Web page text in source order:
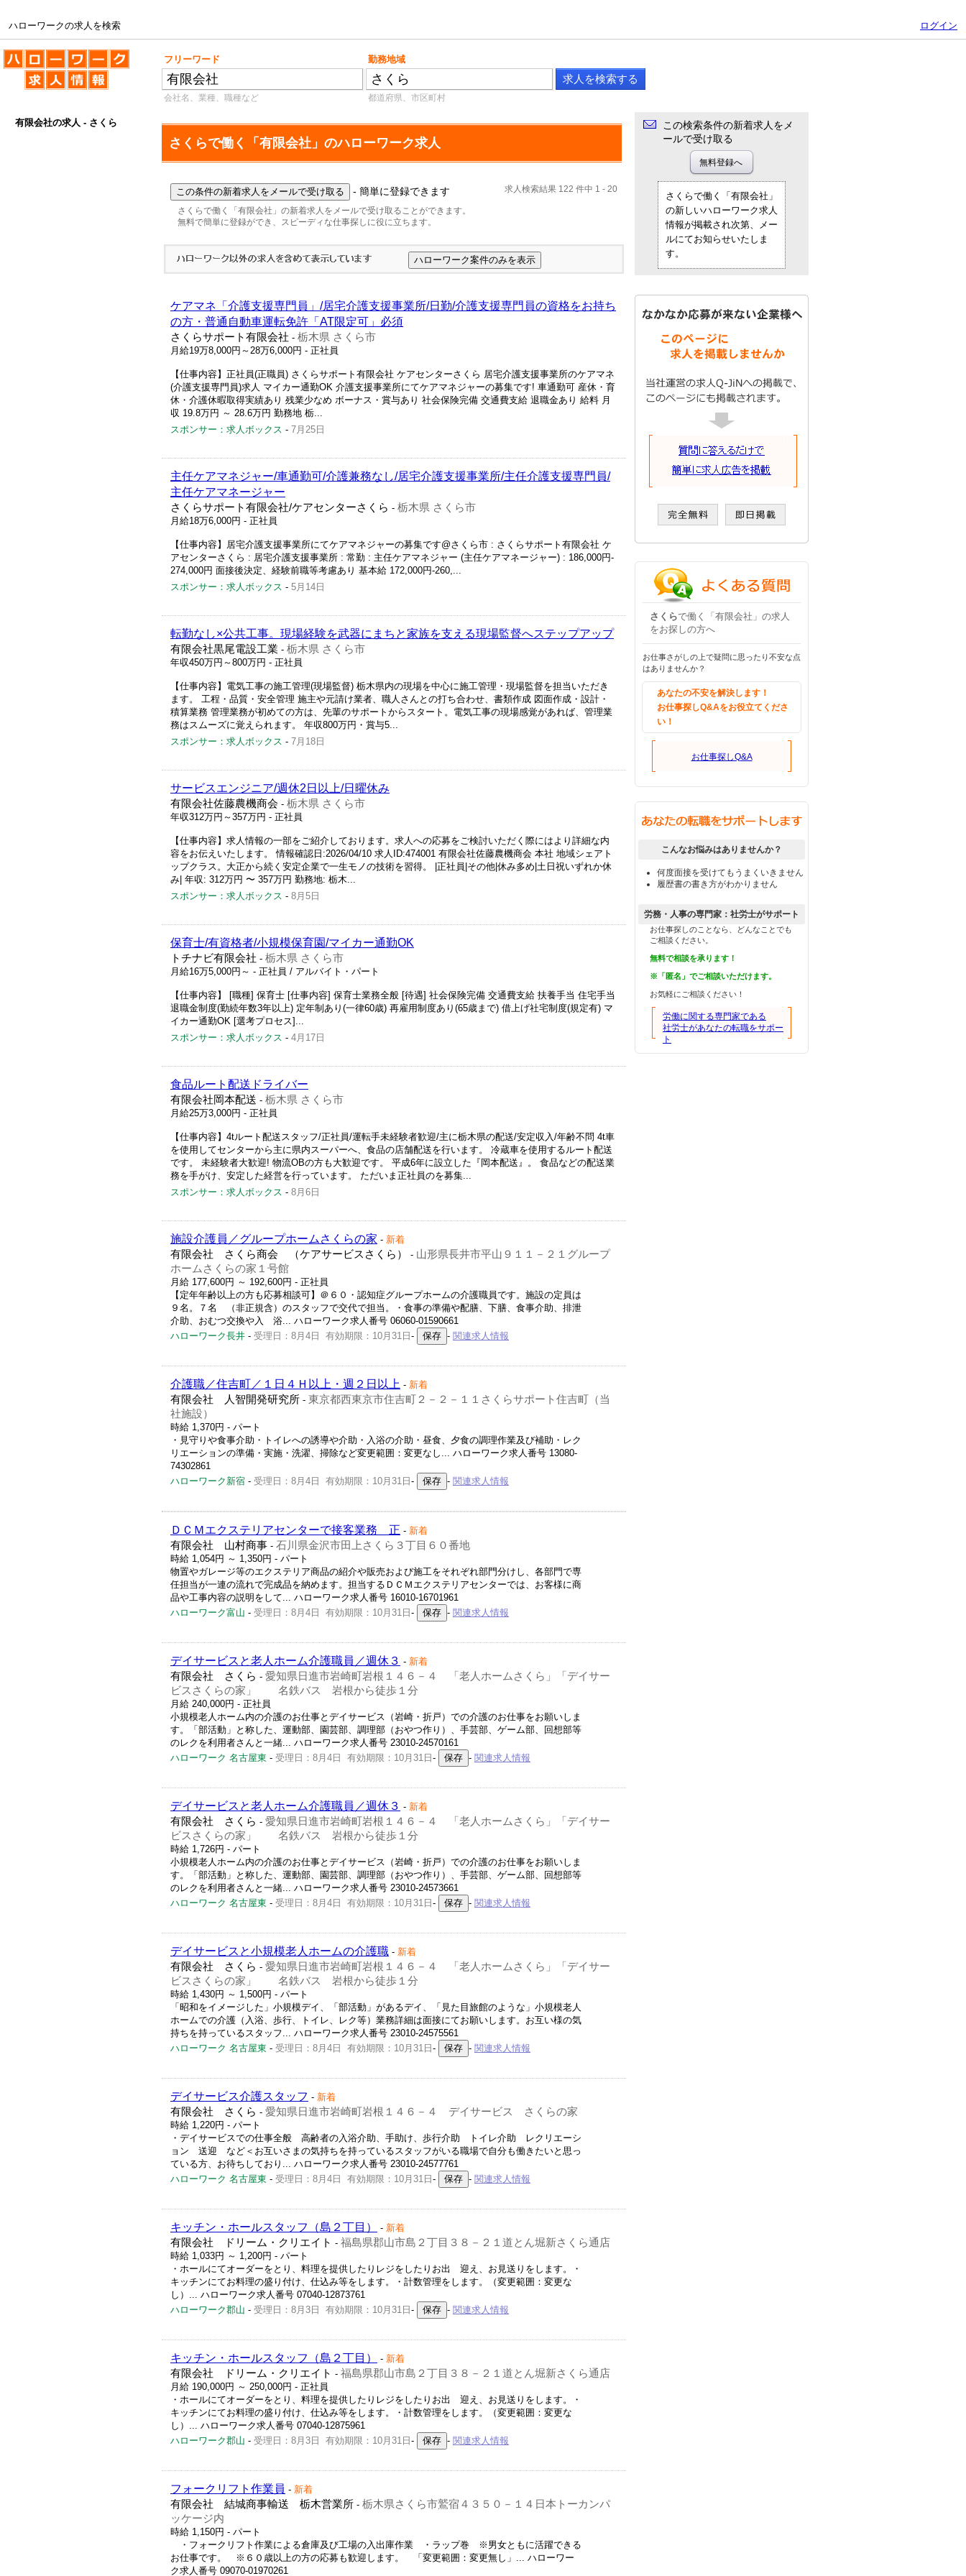
ハローワークの求人を検索 ログイン
ハローワークの求人を検索 フリーワード 勤務地域
会社名、業種、職種など 都道府県、市区町村
有限会社の求人 - さくら
さくらで働く「有限会社」のハローワーク求人
求人検索結果 122 件中 1 - 20
- 簡単に登録できます
さくらで働く「有限会社」の新着求人をメールで受け取ることができます。
無料で簡単に登録ができ、スピーディな仕事探しに役に立ちます。
ケアマネ「介護支援専門員」/居宅介護支援事業所/日勤/介護支援専門員の資格をお持ち
の方・普通自動車運転免許「AT限定可」必須
さくらサポート有限会社 - 栃木県 さくら市
月給19万8,000円～28万6,000円 - 正社員
【仕事内容】正社員(正職員) さくらサポート有限会社 ケアセンターさくら 居宅介護支援事業所のケアマネ
(介護支援専門員)求人 マイカー通勤OK 介護支援事業所にてケアマネジャーの募集です! 車通勤可 産休・育
休・介護休暇取得実績あり 残業少なめ ボーナス・賞与あり 社会保険完備 交通費支給 退職金あり 給料 月
収 19.8万円 ～ 28.6万円 勤務地 栃...
スポンサー：求人ボックス - 7月25日
主任ケアマネジャー/車通勤可/介護兼務なし/居宅介護支援事業所/主任介護支援専門員/
主任ケアマネージャー
さくらサポート有限会社/ケアセンターさくら - 栃木県 さくら市
月給18万6,000円 - 正社員
【仕事内容】居宅介護支援事業所にてケアマネジャーの募集です@さくら市 : さくらサポート有限会社 ケ
アセンターさくら : 居宅介護支援事業所 : 常勤 : 主任ケアマネジャー (主任ケアマネージャー) : 186,000円‐
274,000円 面接後決定、経験前職等考慮あり 基本給 172,000円-260,...
スポンサー：求人ボックス - 5月14日
転勤なし×公共工事。現場経験を武器にまちと家族を支える現場監督へステップアップ
有限会社黒尾電設工業 - 栃木県 さくら市
年収450万円～800万円 - 正社員
【仕事内容】電気工事の施工管理(現場監督) 栃木県内の現場を中心に施工管理・現場監督を担当いただき
ます。 工程・品質・安全管理 施主や元請け業者、職人さんとの打ち合わせ、書類作成 図面作成・設計・
積算業務 管理業務が初めての方は、先輩のサポートからスタート。電気工事の現場感覚があれば、管理業
務はスムーズに覚えられます。 年収800万円・賞与5...
スポンサー：求人ボックス - 7月18日
サービスエンジニア/週休2日以上/日曜休み
有限会社佐藤農機商会 - 栃木県 さくら市
年収312万円～357万円 - 正社員
【仕事内容】求人情報の一部をご紹介しております。求人への応募をご検討いただく際にはより詳細な内
容をお伝えいたします。 情報確認日:2026/04/10 求人ID:474001 有限会社佐藤農機商会 本社 地域シェアト
ップクラス。大正から続く安定企業で一生モノの技術を習得。 |正社員|その他|休み多め|土日祝いずれか休
み| 年収: 312万円 〜 357万円 勤務地: 栃木...
スポンサー：求人ボックス - 8月5日
保育士/有資格者/小規模保育園/マイカー通勤OK
トチナビ有限会社 - 栃木県 さくら市
月給16万5,000円～ - 正社員 / アルバイト・パート
【仕事内容】 [職種] 保育士 [仕事内容] 保育士業務全般 [待遇] 社会保険完備 交通費支給 扶養手当 住宅手当
退職金制度(勤続年数3年以上) 定年制あり(一律60歳) 再雇用制度あり(65歳まで) 借上げ社宅制度(規定有) マ
イカー通勤OK [選考プロセス]...
スポンサー：求人ボックス - 4月17日
食品ルート配送ドライバー
有限会社岡本配送 - 栃木県 さくら市
月給25万3,000円 - 正社員
【仕事内容】4tルート配送スタッフ/正社員/運転手未経験者歓迎/主に栃木県の配送/安定収入/年齢不問 4t車
を使用してセンターから主に県内スーパーへ、食品の店舗配送を行います。 冷蔵車を使用するルート配送
です。 未経験者大歓迎! 物流OBの方も大歓迎です。 平成6年に設立した『岡本配送』。 食品などの配送業
務を手がけ、安定した経営を行っています。 ただいま正社員のを募集...
スポンサー：求人ボックス - 8月6日
施設介護員／グループホームさくらの家 - 新着
有限会社 さくら商会 （ケアサービスさくら） - 山形県長井市平山９１１－２１グループ
ホームさくらの家１号館
月給 177,600円 ～ 192,600円 - 正社員
【定年年齢以上の方も応募相談可】＠６０・認知症グループホームの介護職員です。施設の定員は
９名。７名 （非正規含）のスタッフで交代で担当。・食事の準備や配膳、下膳、食事介助、排泄
介助、おむつ交換や入 浴... ハローワーク求人番号 06060-01590661
ハローワーク長井 - 受理日：8月4日 有効期限：10月31日 - - 関連求人情報
介護職／住吉町／１日４Ｈ以上・週２日以上 - 新着
有限会社 人智開発研究所 - 東京都西東京市住吉町２－２－１１さくらサポート住吉町（当
社施設）
時給 1,370円 - パート
・見守りや食事介助・トイレへの誘導や介助・入浴の介助・昼食、夕食の調理作業及び補助・レク
リエーションの準備・実施・洗濯、掃除など変更範囲：変更なし... ハローワーク求人番号 13080-
74302861
ハローワーク新宿 - 受理日：8月4日 有効期限：10月31日 - - 関連求人情報
ＤＣＭエクステリアセンターで接客業務＿正 - 新着
有限会社 山村商事 - 石川県金沢市田上さくら３丁目６０番地
時給 1,054円 ～ 1,350円 - パート
物置やガレージ等のエクステリア商品の紹介や販売および施工をそれぞれ部門分けし、各部門で専
任担当が一連の流れで完成品を納めます。担当するＤＣＭエクステリアセンターでは、お客様に商
品や工事内容の説明をして... ハローワーク求人番号 16010-16701961
ハローワーク富山 - 受理日：8月4日 有効期限：10月31日 - - 関連求人情報
デイサービスと老人ホーム介護職員／週休３ - 新着
有限会社 さくら - 愛知県日進市岩崎町岩根１４６－４ 「老人ホームさくら」「デイサー
ビスさくらの家」 名鉄バス 岩根から徒歩１分
月給 240,000円 - 正社員
小規模老人ホーム内の介護のお仕事とデイサービス（岩崎・折戸）での介護のお仕事をお願いしま
す。「部活動」と称した、運動部、園芸部、調理部（おやつ作り）、手芸部、ゲーム部、回想部等
のレクを利用者さんと一緒... ハローワーク求人番号 23010-24570161
ハローワーク 名古屋東 - 受理日：8月4日 有効期限：10月31日 - - 関連求人情報
デイサービスと老人ホーム介護職員／週休３ - 新着
有限会社 さくら - 愛知県日進市岩崎町岩根１４６－４ 「老人ホームさくら」「デイサー
ビスさくらの家」 名鉄バス 岩根から徒歩１分
時給 1,726円 - パート
小規模老人ホーム内の介護のお仕事とデイサービス（岩崎・折戸）での介護のお仕事をお願いしま
す。「部活動」と称した、運動部、園芸部、調理部（おやつ作り）、手芸部、ゲーム部、回想部等
のレクを利用者さんと一緒... ハローワーク求人番号 23010-24573661
ハローワーク 名古屋東 - 受理日：8月4日 有効期限：10月31日 - - 関連求人情報
デイサービスと小規模老人ホームの介護職 - 新着
有限会社 さくら - 愛知県日進市岩崎町岩根１４６－４ 「老人ホームさくら」「デイサー
ビスさくらの家」 名鉄バス 岩根から徒歩１分
時給 1,430円 ～ 1,500円 - パート
「昭和をイメージした」小規模デイ、「部活動」があるデイ、「見た目旅館のような」小規模老人
ホームでの介護（入浴、歩行、トイレ、レク等）業務詳細は面接にてお願いします。お互い様の気
持ちを持っているスタッフ... ハローワーク求人番号 23010-24575561
ハローワーク 名古屋東 - 受理日：8月4日 有効期限：10月31日 - - 関連求人情報
デイサービス介護スタッフ - 新着
有限会社 さくら - 愛知県日進市岩崎町岩根１４６－４ デイサービス さくらの家
時給 1,220円 - パート
・デイサービスでの仕事全般 高齢者の入浴介助、手助け、歩行介助 トイレ介助 レクリエーシ
ョン 送迎 など＜お互いさまの気持ちを持っているスタッフがいる職場で自分も働きたいと思っ
ている方、お待ちしており... ハローワーク求人番号 23010-24577761
ハローワーク 名古屋東 - 受理日：8月4日 有効期限：10月31日 - - 関連求人情報
キッチン・ホールスタッフ（島２丁目） - 新着
有限会社 ドリーム・クリエイト - 福島県郡山市島２丁目３８－２１道とん堀新さくら通店
時給 1,033円 ～ 1,200円 - パート
・ホールにてオーダーをとり、料理を提供したりレジをしたりお出 迎え、お見送りをします。・
キッチンにてお料理の盛り付け、仕込み等をします。・計数管理をします。（変更範囲：変更な
し）... ハローワーク求人番号 07040-12873761
ハローワーク郡山 - 受理日：8月3日 有効期限：10月31日 - - 関連求人情報
キッチン・ホールスタッフ（島２丁目） - 新着
有限会社 ドリーム・クリエイト - 福島県郡山市島２丁目３８－２１道とん堀新さくら通店
月給 190,000円 ～ 250,000円 - 正社員
・ホールにてオーダーをとり、料理を提供したりレジをしたりお出 迎え、お見送りをします。・
キッチンにてお料理の盛り付け、仕込み等をします。・計数管理をします。（変更範囲：変更な
し）... ハローワーク求人番号 07040-12875961
ハローワーク郡山 - 受理日：8月3日 有効期限：10月31日 - - 関連求人情報
フォークリフト作業員 - 新着
有限会社 結城商事輸送 栃木営業所 - 栃木県さくら市鷲宿４３５０－１４日本トーカンパ
ッケージ内
時給 1,150円 - パート
・フォークリフト作業による倉庫及び工場の入出庫作業 ・ラップ巻 ※男女ともに活躍できる
お仕事です。 ※６０歳以上の方の応募も歓迎します。 「変更範囲：変更無し」... ハローワー
ク求人番号 09070-01970261
この検索条件の新着求人をメ
ールで受け取る
さくらで働く「有限会社」
の新しいハローワーク求人
情報が掲載され次第、メー
ルにてお知らせいたしま
す。
さくらで働く「有限会社」の求人
をお探しの方へ
お仕事さがしの上で疑問に思ったり不安な点
はありませんか？
あなたの不安を解決します！
お仕事探しQ&Aをお役立てくださ
い！
お仕事探しQ&A
こんなお悩みはありませんか？
何度面接を受けてもうまくいきません
履歴書の書き方がわかりません
労務・人事の専門家：社労士がサポート
お仕事探しのことなら、どんなことでも
ご相談ください。
無料で相談を承ります！
※「匿名」でご相談いただけます。
お気軽にご相談ください！
労働に関する専門家である
社労士があなたの転職をサポー
ト